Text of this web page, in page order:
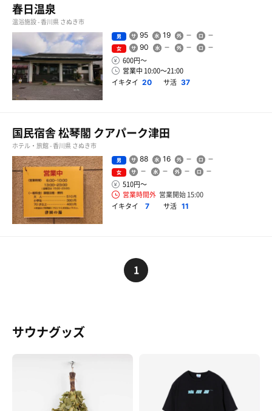
春日温泉
温浴施設 - 香川県 さぬき市
男 95 19
女 90
600円〜
営業中 10:00〜21:00
イキタイ 20 サ活 37
国民宿舎 松琴閣 クアパーク津田
ホテル・旅館 - 香川県 さぬき市
男 88 16
女
510円〜
営業時間外 営業開始 15:00
イキタイ
7 サ活 11
1
サウナグッズ